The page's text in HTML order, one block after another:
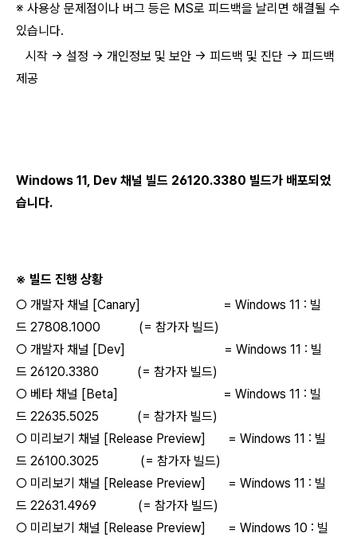
※ 사용상 문제점이나 버그 등은 MS로 피드백을 날리면 해결될 수
있습니다.
시작 → 설정 → 개인정보 및 보안 → 피드백 및 진단 → 피드백
제공
Windows 11, Dev 채널 빌드 26120.3380 빌드가 배포되었
습니다.
※ 빌드 진행 상황
○ 개발자 채널 [Canary] = Windows 11 : 빌
드 27808.1000 (= 참가자 빌드)
○ 개발자 채널 [Dev] = Windows 11 : 빌
드 26120.3380 (= 참가자 빌드)
○ 베타 채널 [Beta] = Windows 11 : 빌
드 22635.5025 (= 참가자 빌드)
○ 미리보기 채널 [Release Preview] = Windows 11 : 빌
드 26100.3025 (= 참가자 빌드)
○ 미리보기 채널 [Release Preview] = Windows 11 : 빌
드 22631.4969 (= 참가자 빌드)
○ 미리보기 채널 [Release Preview] = Windows 10 : 빌